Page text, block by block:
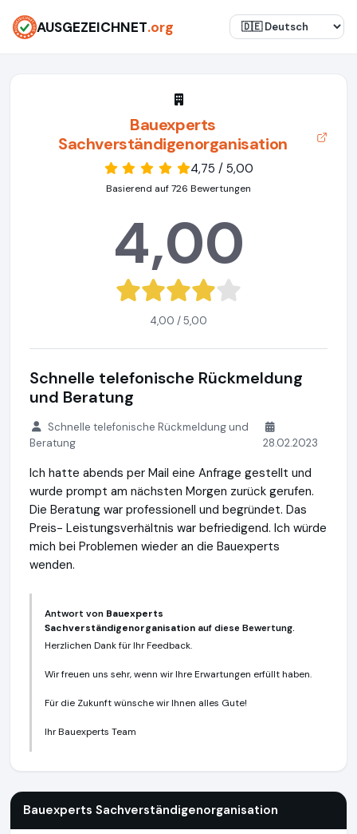
AUSGEZEICHNET.org
Bauexperts
Sachverständigenorganisation
4,75 / 5,00
Basierend auf 726 Bewertungen
4,00
4,00 / 5,00
Schnelle telefonische Rückmeldung
und Beratung
Schnelle telefonische Rückmeldung und
Beratung
28.02.2023
Ich hatte abends per Mail eine Anfrage gestellt und
wurde prompt am nächsten Morgen zurück gerufen.
Die Beratung war professionell und begründet. Das
Preis- Leistungsverhältnis war befriedigend. Ich würde
mich bei Problemen wieder an die Bauexperts
wenden.
Antwort von Bauexperts
Sachverständigenorganisation auf diese Bewertung.
Herzlichen Dank für Ihr Feedback.
Wir freuen uns sehr, wenn wir Ihre Erwartungen erfüllt haben.
Für die Zukunft wünsche wir Ihnen alles Gute!
Ihr Bauexperts Team
Bauexperts Sachverständigenorganisation